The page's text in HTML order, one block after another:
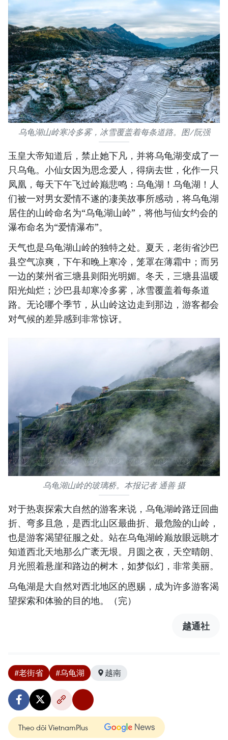
乌龟湖山岭寒冷多雾，冰雪覆盖着每条道路。图/阮强
玉皇大帝知道后，禁止她下凡，并将乌龟湖变成了一
只乌龟。小仙女因为思念爱人，得病去世，化作一只
凤凰，每天下午飞过岭巅悲鸣：乌龟湖！乌龟湖！人
们被一对男女爱情不遂的凄美故事所感动，将乌龟湖
居住的山岭命名为“乌龟湖山岭”，将他与仙女约会的
瀑布命名为“爱情瀑布”。
天气也是乌龟湖山岭的独特之处。夏天，老街省沙巴
县空气凉爽，下午和晚上寒冷，笼罩在薄霜中；而另
一边的莱州省三塘县则阳光明媚。冬天，三塘县温暖
阳光灿烂；沙巴县却寒冷多雾，冰雪覆盖着每条道
路。无论哪个季节，从山岭这边走到那边，游客都会
对气候的差异感到非常惊讶。
乌龟湖山岭的玻璃桥。本报记者 通善 摄
对于热衷探索大自然的游客来说，乌龟湖岭路迂回曲
折、弯多且急，是西北山区最曲折、最危险的山岭，
也是游客渴望征服之处。站在乌龟湖岭巅放眼远眺才
知道西北天地那么广袤无垠。月圆之夜，天空晴朗、
月光照着悬崖和路边的树木，如梦似幻，非常美丽。
乌龟湖是大自然对西北地区的恩赐，成为许多游客渴
望探索和体验的目的地。（完）
越通社
#老街省 #乌龟湖 越南
Theo dõi VietnamPlus